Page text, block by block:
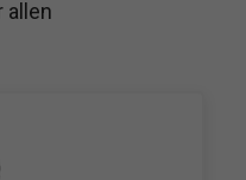
allen